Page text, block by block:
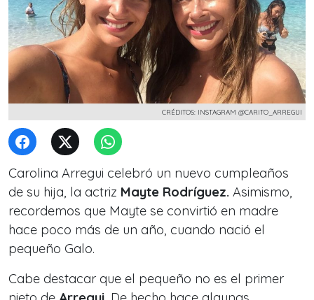
CRÉDITOS: INSTAGRAM @CARITO_ARREGUI
Carolina Arregui celebró un nuevo cumpleaños
de su hija, la actriz Mayte Rodríguez. Asimismo,
recordemos que Mayte se convirtió en madre
hace poco más de un año, cuando nació el
pequeño Galo.
Cabe destacar que el pequeño no es el primer